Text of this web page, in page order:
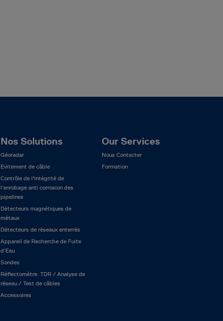
Nos Solutions
Géoradar
Evitement de câble
Contrôle de l'intégrité de
l’enrobage anti corrosion des
pipelines
Détecteurs magnétiques de
métaux
Détecteurs de réseaux enterrés
Appareil de Recherche de Fuite
d’Eau
Sondes
Réflectomètre. TDR / Analyse de
réseau / Test de câbles
Accessoires
Our Services
Nous Contacter
Formation